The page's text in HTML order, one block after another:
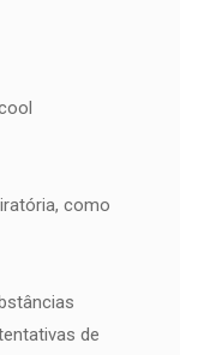
como
de